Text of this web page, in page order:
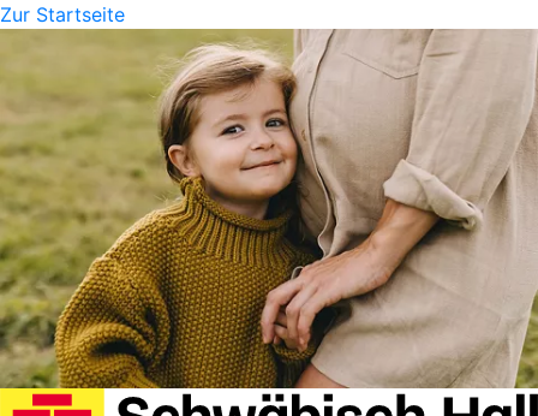
Zur Startseite